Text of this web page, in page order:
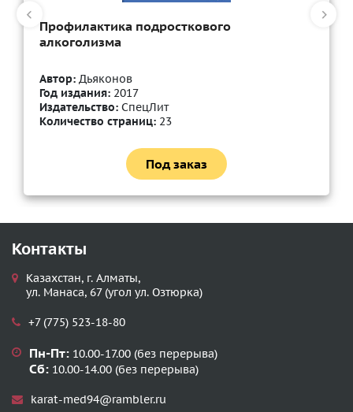
Профилактика подросткового
алкоголизма
Автор: Дьяконов
Год издания: 2017
Издательство: СпецЛит
Количество страниц: 23
Под заказ
Контакты
Казахстан, г. Алматы,
ул. Манаса, 67 (угол ул. Озтюрка)
+7 (775) 523-18-80
Пн-Пт: 10.00-17.00 (без перерыва)
Сб: 10.00-14.00 (без перерыва)
karat-med94@rambler.ru